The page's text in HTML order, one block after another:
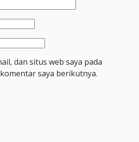
dan situs web saya pada
saya berikutnya.